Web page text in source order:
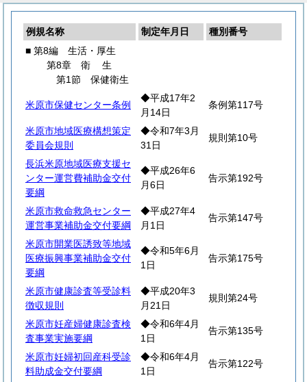
例規名称 制定年月日
種別番号
■ 第8編 生活・厚生
第8章 衛生
第1節 保健衛生
米原市保健センター条例
◆平成17年2
月14日
条例第117号
米原市地域医療構想策定
委員会規則
◆令和7年3月
31日
規則第10号
長浜米原地域医療支援セ
ンター運営費補助金交付
要綱
◆平成26年6
月6日
告示第192号
米原市救命救急センター
運営事業補助金交付要綱
◆平成27年4
月1日
告示第147号
米原市開業医誘致等地域
医療振興事業補助金交付
要綱
◆令和5年6月
1日
告示第175号
米原市健康診査等受診料
徴収規則
◆平成20年3
月21日
規則第24号
米原市妊産婦健康診査検
査事業実施要綱
◆令和6年4月
1日
告示第135号
米原市妊婦初回産科受診
料助成金交付要綱
◆令和6年4月
1日
告示第122号